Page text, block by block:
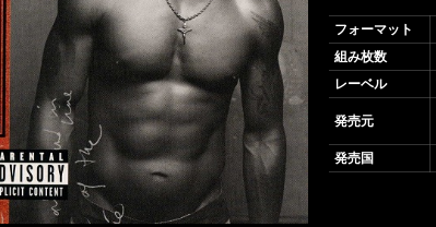
フォーマット
組み枚数
レーベル
発売元
発売国